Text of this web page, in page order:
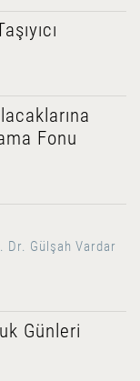
Fonu
Dr. Gülşah Vardar
Günleri